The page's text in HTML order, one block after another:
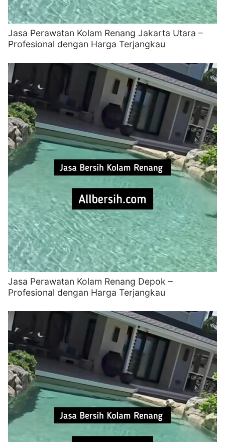
Jasa Perawatan Kolam Renang Jakarta Utara –
Profesional dengan Harga Terjangkau
Jasa Perawatan Kolam Renang Depok –
Profesional dengan Harga Terjangkau